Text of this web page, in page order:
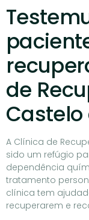
de
Castelo
A Clínica de
sido um refúgio
dependência
tratamento
clínica tem
recuperarem e